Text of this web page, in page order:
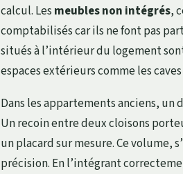
calcul. Les meubles non intégrés,
comptabilisés car ils ne font pas
situés à l’intérieur du logement
espaces extérieurs comme les
Dans les appartements anciens,
Un recoin entre deux cloisons
un placard sur mesure. Ce volume,
précision. En l’intégrant